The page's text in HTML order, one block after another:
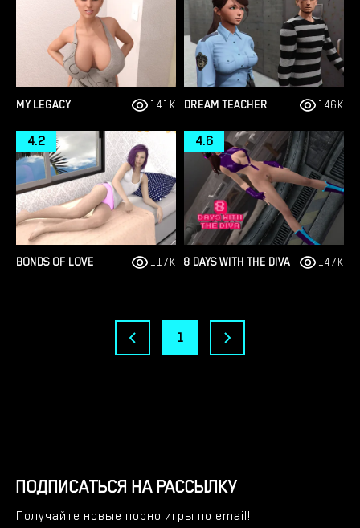
MY LEGACY 141K DREAM TEACHER 146K
BONDS OF LOVE
4.2
117K 8 DAYS WITH THE DIVA
4.6
147K
1
ПОДПИСАТЬСЯ НА РАССЫЛКУ
Получайте новые порно игры по email!